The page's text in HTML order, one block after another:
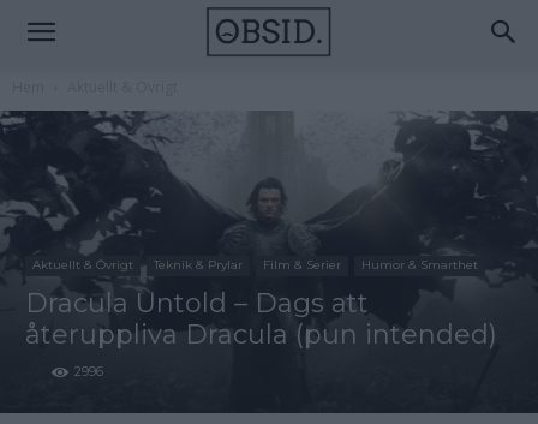
Aktuellt & Övrigt Teknik & Prylar Film & Serier Humor & Smarthet
Dracula Untold – Dags att
återuppliva Dracula (pun intended)
2996